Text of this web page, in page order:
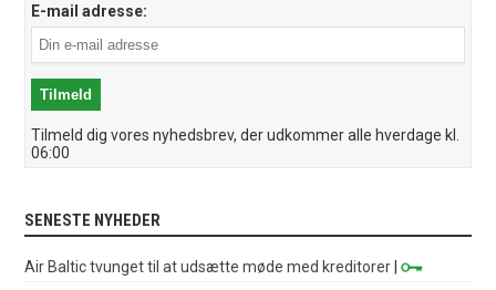
E-mail adresse:
Tilmeld dig vores nyhedsbrev, der udkommer alle hverdage kl.
06:00
SENESTE NYHEDER
Air Baltic tvunget til at udsætte møde med kreditorer |